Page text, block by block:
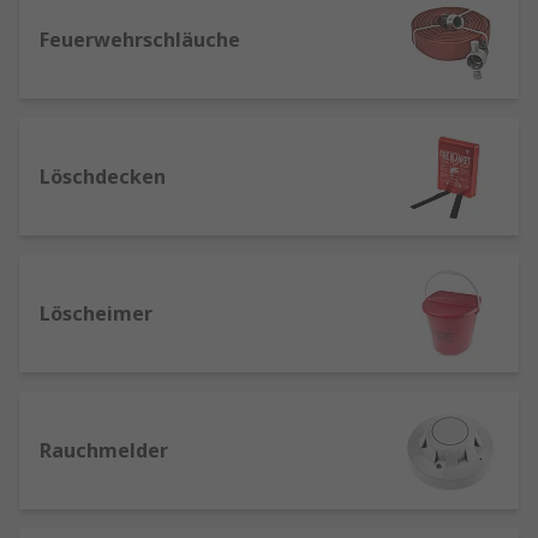
vor Rauchentwicklung und ermöglichen
eine schnelle Reaktion.
regelmäßig gewartet werden. Es ist wichtig,
wissen, wie man sie richtig benutzt.
Entstehungsbränden verwendet werden. Sie
bestehen aus flammhemmendem Material
entsteht durch das Ersticken des Feuers,
indem sie den Sauerstoff vom brennbaren
Feuerwehrschläuche
Löschdecken
Löscheimer
Rauchmelder